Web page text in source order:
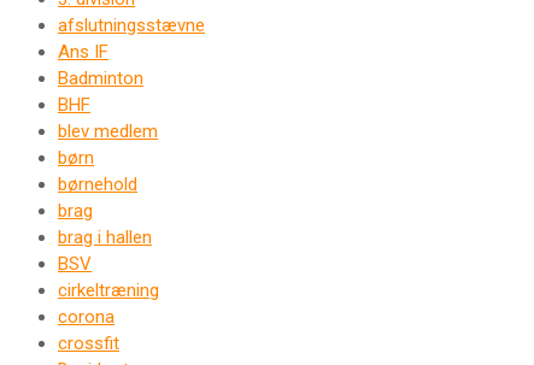
afslutningsstævne
Ans IF
Badminton
BHF
blev medlem
børn
børnehold
brag
brag i hallen
BSV
cirkeltræning
corona
crossfit